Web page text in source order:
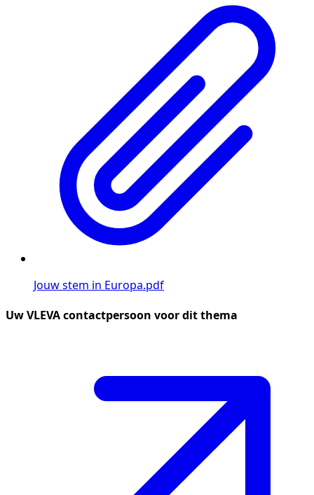
Jouw stem in Europa.pdf
Uw VLEVA contactpersoon voor dit thema